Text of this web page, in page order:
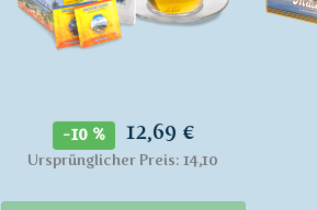
-10 % 12,69 €
Ursprünglicher Preis: 14,10